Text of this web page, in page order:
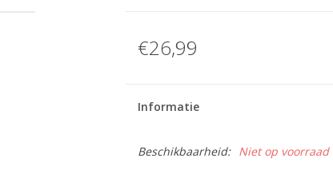
€26,99
Informatie
Beschikbaarheid: Niet op voorraad